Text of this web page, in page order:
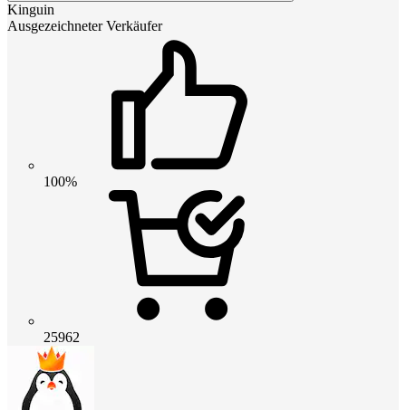
Kinguin
Ausgezeichneter Verkäufer
100%
25962